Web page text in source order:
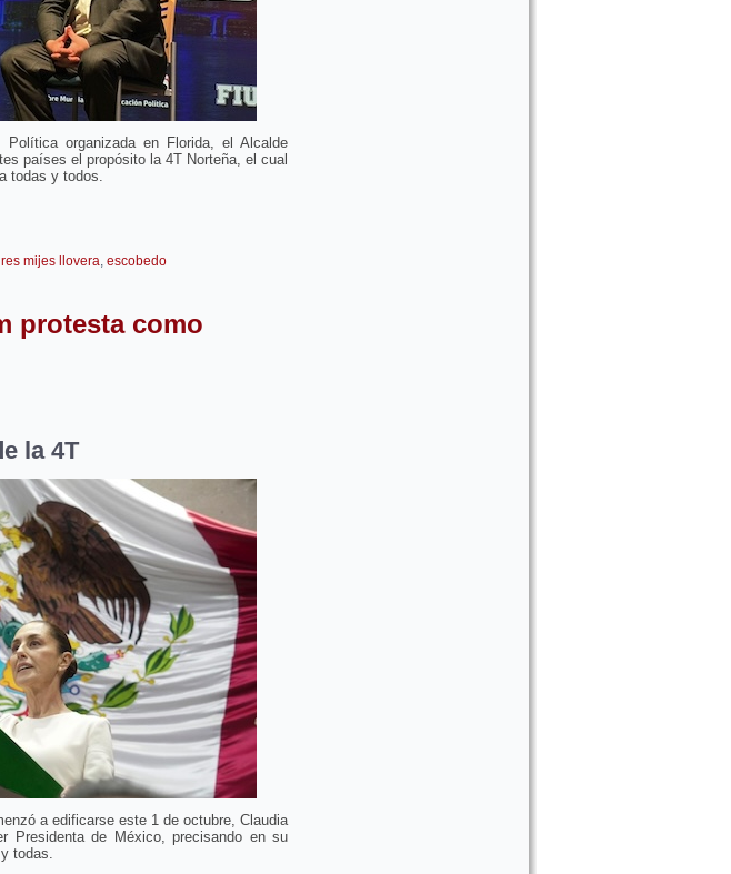
Política organizada en Florida, el Alcalde
países el propósito la 4T Norteña, el cual
todas y todos.
mijes llovera, escobedo
protesta como
la 4T
a edificarse este 1 de octubre, Claudia
Presidenta de México, precisando en su
todas.